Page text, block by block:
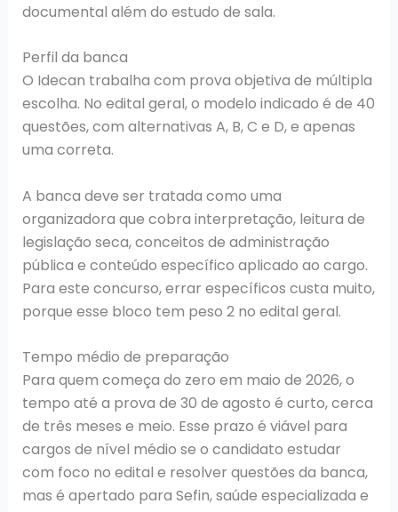
documental além do estudo de sala.
Perfil da banca
O Idecan trabalha com prova objetiva de múltipla
escolha. No edital geral, o modelo indicado é de 40
questões, com alternativas A, B, C e D, e apenas
uma correta.
A banca deve ser tratada como uma
organizadora que cobra interpretação, leitura de
legislação seca, conceitos de administração
pública e conteúdo específico aplicado ao cargo.
Para este concurso, errar específicos custa muito,
porque esse bloco tem peso 2 no edital geral.
Tempo médio de preparação
Para quem começa do zero em maio de 2026, o
tempo até a prova de 30 de agosto é curto, cerca
de três meses e meio. Esse prazo é viável para
cargos de nível médio se o candidato estudar
com foco no edital e resolver questões da banca,
mas é apertado para Sefin, saúde especializada e